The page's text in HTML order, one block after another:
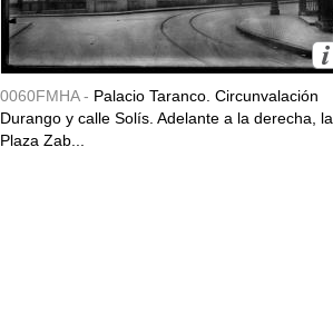
0060FMHA - Palacio Taranco. Circunvalación
Durango y calle Solís. Adelante a la derecha, la
Plaza Zab...